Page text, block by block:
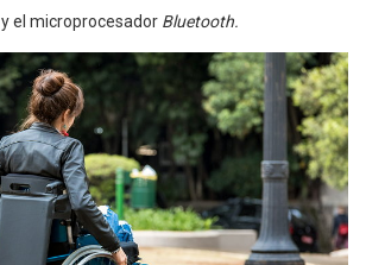
y el microprocesador Bluetooth.